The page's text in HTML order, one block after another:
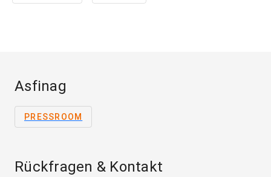
Asfinag
PRESSROOM
Rückfragen & Kontakt